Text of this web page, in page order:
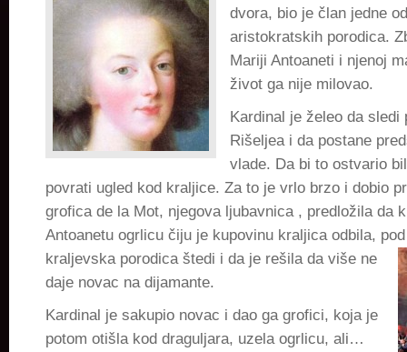
dvora, bio je član jedne
aristokratskih porodica.
Mariji Antoaneti i njenoj
život ga nije milovao.
Kardinal je želeo da sledi
Rišeljea i da postane
vlade. Da bi to ostvario
povrati ugled kod kraljice. Za to je vrlo brzo i dobio
grofica de la Mot, njegova ljubavnica , predložila da
Antoanetu ogrlicu čiju je kupovinu kraljica odbila,
kraljevska porodica štedi i da je rešila da više ne
daje novac na dijamante.
Kardinal je sakupio novac i dao ga grofici, koja je
potom otišla kod draguljara, uzela ogrlicu, ali…